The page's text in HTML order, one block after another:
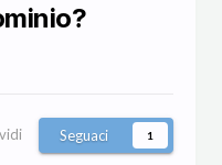
Seguaci 1